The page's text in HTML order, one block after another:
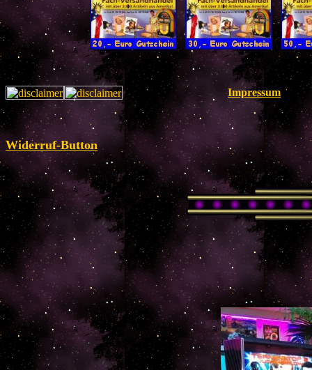
Impressum
Widerruf-Button